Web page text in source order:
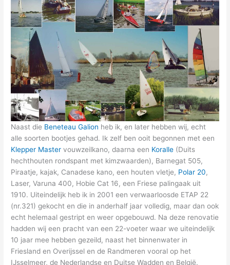
Naast die Beneteau Galion heb ik, en later hebben wij, echt
alle soorten bootjes gehad. Ik zelf ben ooit begonnen met een
Klepper Master vouwzeilkano, daarna een Koralle (Duits
hechthouten rondspant met kimzwaarden), Barnegat 505,
Piraatje, kajak, Canadese kano, een houten vletje, Polar 20,
Laser, Varuna 400, Hobie Cat 16, een Friese palingaak uit
1910. Uiteindelijk heb ik in 2001 een verwaarloosde ETAP 22
(nr.321) gekocht en die in anderhalf jaar volledig, maar dan ook
echt helemaal gestript en weer opgebouwd. Na deze renovatie
hadden wij een pracht van een 22-voeter waar we uiteindelijk
10 jaar mee hebben gezeild, naast het binnenwater in
Friesland en Overijssel en de Randmeren vooral op het
IJsselmeer, de Nederlandse en Duitse Wadden en België.